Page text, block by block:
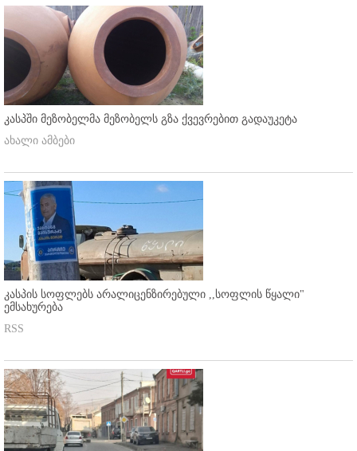
კასპში მეზობელმა მეზობელს გზა ქვევრებით გადაუკეტა
ახალი ამბები
კასპის სოფლებს არალიცენზირებული ,,სოფლის წყალი"
ემსახურება
RSS